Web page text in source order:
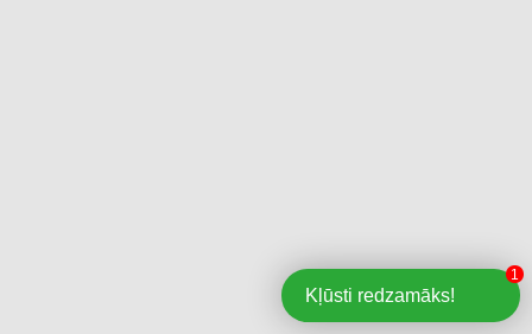
Kļūsti redzamāks!
1